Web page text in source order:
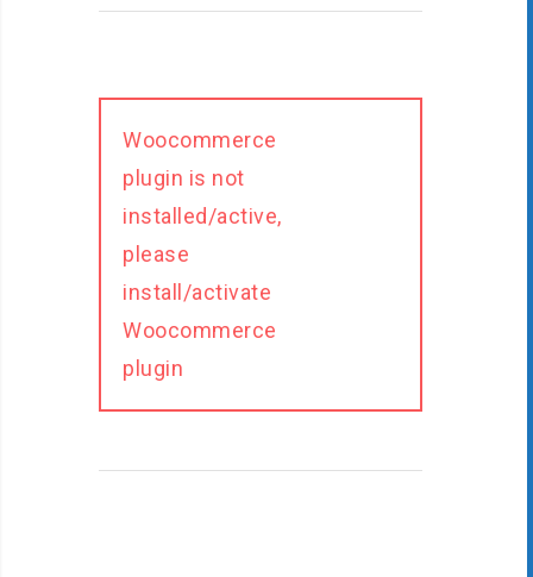
Woocommerce
plugin is not
installed/active,
please
install/activate
Woocommerce
plugin